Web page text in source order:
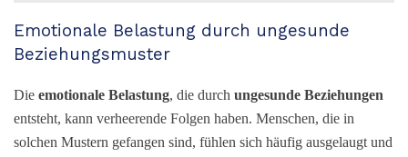
Emotionale Belastung durch ungesunde
Beziehungsmuster
Die emotionale Belastung, die durch ungesunde Beziehungen
entsteht, kann verheerende Folgen haben. Menschen, die in
solchen Mustern gefangen sind, fühlen sich häufig ausgelaugt und